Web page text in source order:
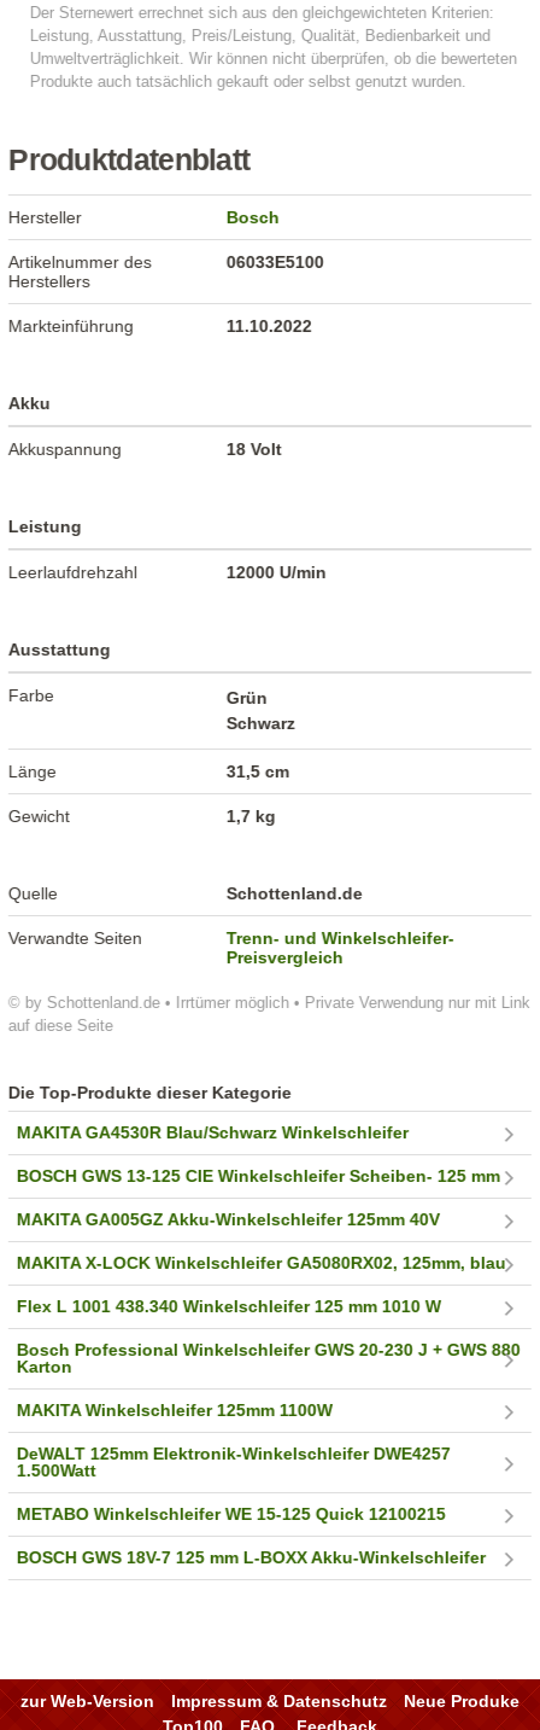
Produktdatenblatt
© by Schottenland.de • Irrtümer möglich • Private Verwendung nur mit Link
auf diese Seite
Hersteller Bosch
Artikelnummer des
Herstellers
06033E5100
Markteinführung 11.10.2022
Akku
Akkuspannung 18 Volt
Leistung
Leerlaufdrehzahl 12000 U/min
Ausstattung
Farbe
Grün
Schwarz
Länge 31,5 cm
Gewicht 1,7 kg
Quelle Schottenland.de
Verwandte Seiten
Trenn- und Winkelschleifer-
Preisvergleich
Die Top-Produkte dieser Kategorie
MAKITA GA4530R Blau/Schwarz Winkelschleifer
BOSCH GWS 13-125 CIE Winkelschleifer Scheiben- 125 mm
MAKITA GA005GZ Akku-Winkelschleifer 125mm 40V
MAKITA X-LOCK Winkelschleifer GA5080RX02, 125mm, blau
Flex L 1001 438.340 Winkelschleifer 125 mm 1010 W
Bosch Professional Winkelschleifer GWS 20-230 J + GWS 880
Karton
MAKITA Winkelschleifer 125mm 1100W
DeWALT 125mm Elektronik-Winkelschleifer DWE4257
1.500Watt
METABO Winkelschleifer WE 15-125 Quick 12100215
BOSCH GWS 18V-7 125 mm L-BOXX Akku-Winkelschleifer
zur Web-Version Impressum & Datenschutz
Neue Produke
Top100
FAQ Feedback